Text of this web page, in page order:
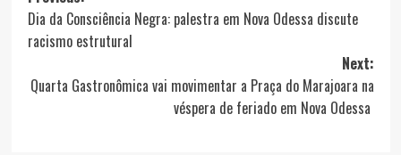
navigation
Dia da Consciência Negra: palestra em Nova Odessa discute
racismo estrutural
Next:
Quarta Gastronômica vai movimentar a Praça do Marajoara na
véspera de feriado em Nova Odessa